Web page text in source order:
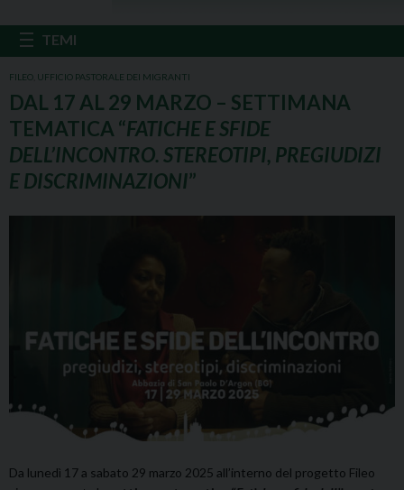
FILEO UFFICIO PASTORALE DEI MIGRANTI
DAL 17 AL 29 MARZO – SETTIMANA
TEMATICA “FATICHE E SFIDE
DELL’INCONTRO. STEREOTIPI, PREGIUDIZI
E DISCRIMINAZIONI”
Da lunedì 17 a sabato 29 marzo 2025 all’interno del progetto Fileo